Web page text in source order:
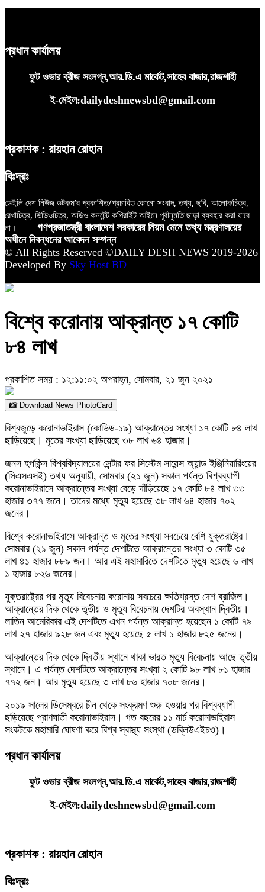
প্রধান কার্যালয়
ফুট ওভার ব্রীজ সংলগ্ন,আর.ডি.এ মার্কেট,সাহেব বাজার,রাজশাহী
ই-মেইল:dailydeshnewsbd@gmail.com
প্রকাশক : রায়হান রোহান
বিঃদ্রঃ
ডেইলি দেশ নিউজ ডটকম’র প্রকাশিত/প্রচারিত কোনো সংবাদ, তথ্য, ছবি, আলোকচিত্র,
রেখাচিত্র, ভিডিওচিত্র, অডিও কনটেন্ট কপিরাইট আইনে পূর্বানুমতি ছাড়া ব্যবহার করা যাবে
না।
গণপ্রজাতন্ত্রী বাংলাদেশ সরকারের নিয়ম মেনে তথ্য মন্ত্রণালয়ের
অধীনে নিবন্ধনের আবেদন সম্পন্ন
© All Rights Reserved ©DAILY DESH NEWS 2019-2026
Developed By Sky Host BD
বিশ্বে করোনায় আক্রান্ত ১৭ কোটি
৮৪ লাখ
প্রকাশিত সময় : ১২:১১:০২ অপরাহ্ন, সোমবার, ২১ জুন ২০২১
📸 Download News PhotoCard
বিশ্বজুড়ে করোনাভাইরাস (কোভিড-১৯) আক্রান্তের সংখ্যা ১৭ কোটি ৮৪ লাখ
ছাড়িয়েছে। মৃতের সংখ্যা ছাড়িয়েছে ৩৮ লাখ ৬৪ হাজার।
জনস হপকিন্স বিশ্ববিদ্যালয়ের সেন্টার ফর সিস্টেম সায়েন্স অ্যান্ড ইঞ্জিনিয়ারিংয়ের
(সিএসএসই) তথ্য অনুযায়ী, সোমবার (২১ জুন) সকাল পর্যন্ত বিশ্বব্যাপী
করোনাভাইরাসে আক্রান্তের সংখ্যা বেড়ে দাঁড়িয়েছে ১৭ কোটি ৮৪ লাখ ৩৩
হাজার ৩৭৭ জনে। তাদের মধ্যে মৃত্যু হয়েছে ৩৮ লাখ ৬৪ হাজার ৭০২
জনের।
বিশ্বে করোনাভাইরাসে আক্রান্ত ও মৃতের সংখ্যা সবচেয়ে বেশি যুক্তরাষ্ট্রে।
সোমবার (২১ জুন) সকাল পর্যন্ত দেশটিতে আক্রান্তের সংখ্যা ৩ কোটি ৩৫
লাখ ৪১ হাজার ৮৮৯ জন। আর এই মহামারিতে দেশটিতে মৃত্যু হয়েছে ৬ লাখ
১ হাজার ৮২৬ জনের।
যুক্তরাষ্ট্রের পর মৃত্যু বিবেচনায় করোনায় সবচেয়ে ক্ষতিগ্রস্ত দেশ ব্রাজিল।
আক্রান্তের দিক থেকে তৃতীয় ও মৃত্যু বিবেচনায় দেশটির অবস্থান দ্বিতীয়।
লাতিন আমেরিকার এই দেশটিতে এখন পর্যন্ত আক্রান্ত হয়েছেন ১ কোটি ৭৯
লাখ ২৭ হাজার ৯২৮ জন এবং মৃত্যু হয়েছে ৫ লাখ ১ হাজার ৮২৫ জনের।
আক্রান্তের দিক থেকে দ্বিতীয় স্থানে থাকা ভারত মৃত্যু বিবেচনায় আছে তৃতীয়
স্থানে। এ পর্যন্ত দেশটিতে আক্রান্তের সংখ্যা ২ কোটি ৯৮ লাখ ৮১ হাজার
৭৭২ জন। আর মৃত্যু হয়েছে ৩ লাখ ৮৬ হাজার ৭০৮ জনের।
২০১৯ সালের ডিসেম্বরে চীন থেকে সংক্রমণ শুরু হওয়ার পর বিশ্বব্যাপী
ছড়িয়েছে প্রাণঘাতী করোনাভাইরাস। গত বছরের ১১ মার্চ করোনাভাইরাস
সংকটকে মহামারি ঘোষণা করে বিশ্ব স্বাস্থ্য সংস্থা (ডব্লিউএইচও)।
প্রধান কার্যালয়
ফুট ওভার ব্রীজ সংলগ্ন,আর.ডি.এ মার্কেট,সাহেব বাজার,রাজশাহী
ই-মেইল:dailydeshnewsbd@gmail.com
প্রকাশক : রায়হান রোহান
বিঃদ্রঃ